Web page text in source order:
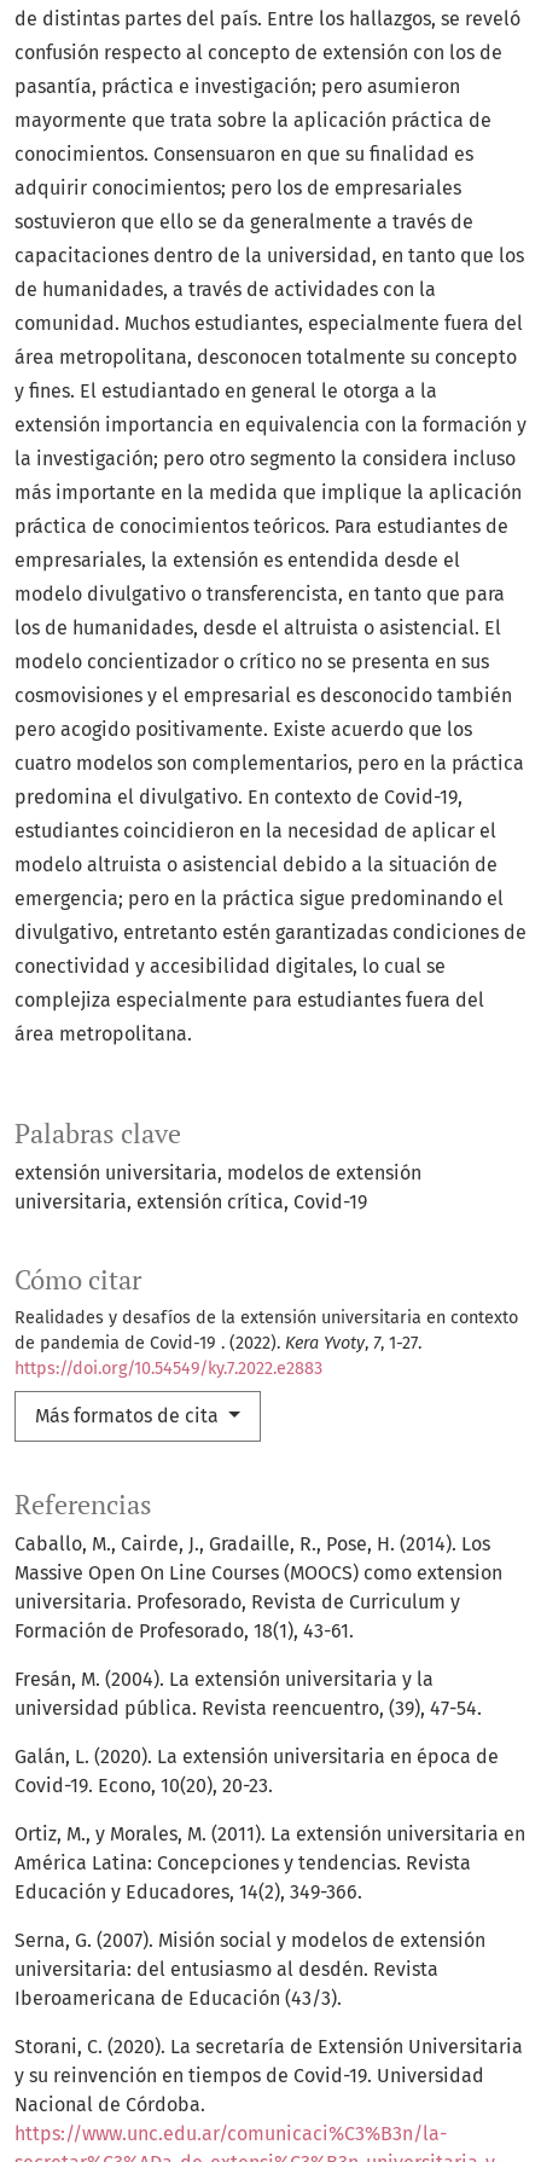
Palabras clave
extensión universitaria modelos de extensión
universitaria extensión crítica Covid-19
Cómo citar
Realidades y desafíos de la extensión universitaria en contexto
de pandemia de Covid-19 . (2022). Kera Yvoty, 7, 1-27.
https://doi.org/10.54549/ky.7.2022.e2883
Más formatos de cita
de distintas partes del país. Entre los hallazgos, se reveló
confusión respecto al concepto de extensión con los de
pasantía, práctica e investigación; pero asumieron
mayormente que trata sobre la aplicación práctica de
conocimientos. Consensuaron en que su finalidad es
adquirir conocimientos; pero los de empresariales
sostuvieron que ello se da generalmente a través de
capacitaciones dentro de la universidad, en tanto que los
de humanidades, a través de actividades con la
comunidad. Muchos estudiantes, especialmente fuera del
área metropolitana, desconocen totalmente su concepto
y fines. El estudiantado en general le otorga a la
extensión importancia en equivalencia con la formación y
la investigación; pero otro segmento la considera incluso
más importante en la medida que implique la aplicación
práctica de conocimientos teóricos. Para estudiantes de
empresariales, la extensión es entendida desde el
modelo divulgativo o transferencista, en tanto que para
los de humanidades, desde el altruista o asistencial. El
modelo concientizador o crítico no se presenta en sus
cosmovisiones y el empresarial es desconocido también
pero acogido positivamente. Existe acuerdo que los
cuatro modelos son complementarios, pero en la práctica
predomina el divulgativo. En contexto de Covid-19,
estudiantes coincidieron en la necesidad de aplicar el
modelo altruista o asistencial debido a la situación de
emergencia; pero en la práctica sigue predominando el
divulgativo, entretanto estén garantizadas condiciones de
conectividad y accesibilidad digitales, lo cual se
complejiza especialmente para estudiantes fuera del
área metropolitana.
Referencias
Caballo, M., Cairde, J., Gradaille, R., Pose, H. (2014). Los
Massive Open On Line Courses (MOOCS) como extension
universitaria. Profesorado, Revista de Curriculum y
Formación de Profesorado, 18(1), 43-61.
Fresán, M. (2004). La extensión universitaria y la
universidad pública. Revista reencuentro, (39), 47-54.
Galán, L. (2020). La extensión universitaria en época de
Covid-19. Econo, 10(20), 20-23.
Ortiz, M., y Morales, M. (2011). La extensión universitaria en
América Latina: Concepciones y tendencias. Revista
Educación y Educadores, 14(2), 349-366.
Serna, G. (2007). Misión social y modelos de extensión
universitaria: del entusiasmo al desdén. Revista
Iberoamericana de Educación (43/3).
Storani, C. (2020). La secretaría de Extensión Universitaria
y su reinvención en tiempos de Covid-19. Universidad
Nacional de Córdoba.
https://www.unc.edu.ar/comunicaci%C3%B3n/la-